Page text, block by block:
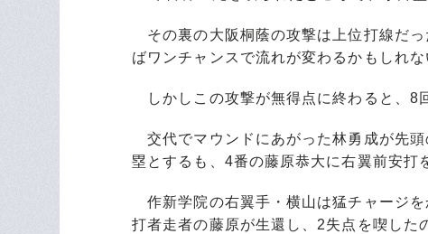
その裏の大阪桐蔭の攻撃は上位打線だ
ばワンチャンスで流れが変わるかもしれ
しかしこの攻撃が無得点に終わると、8
交代でマウンドにあがった林勇成が先
塁とするも、4番の藤原恭大に右翼前安打
作新学院の右翼手・横山は猛チャージを
打者走者の藤原が生還し、2失点を喫した